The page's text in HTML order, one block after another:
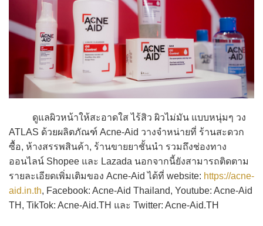
ดูแลผิวหน้าให้สะอาดใส ไร้สิว ผิวไม่มัน แบบหนุ่มๆ วง
ATLAS ด้วยผลิตภัณฑ์ Acne-Aid วางจำหน่ายที่ ร้านสะดวก
ซื้อ, ห้างสรรพสินค้า, ร้านขายยาชั้นนำ รวมถึงช่องทาง
ออนไลน์ Shopee และ Lazada นอกจากนี้ยังสามารถติดตาม
รายละเอียดเพิ่มเติมของ Acne-Aid ได้ที่ website: https://acne-
aid.in.th, Facebook: Acne-Aid Thailand, Youtube: Acne-Aid
TH, TikTok: Acne-Aid.TH และ Twitter: Acne-Aid.TH